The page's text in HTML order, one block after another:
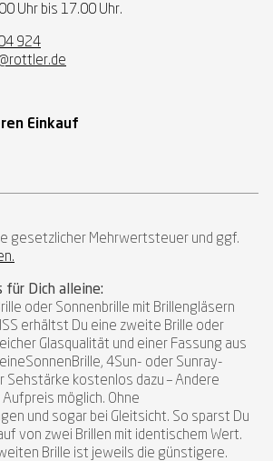
Uhr bis 17.00 Uhr.
924
Einkauf
gesetzlicher Mehrwertsteuer und ggf.
für Dich alleine:
oder Sonnenbrille mit Brillengläsern
erhältst Du eine zweite Brille oder
Glasqualität und einer Fassung aus
4Sun- oder Sunray-
Sehstärke kostenlos dazu – Andere
möglich. Ohne
und sogar bei Gleitsicht. So sparst Du
von zwei Brillen mit identischem Wert.
Brille ist jeweils die günstigere.